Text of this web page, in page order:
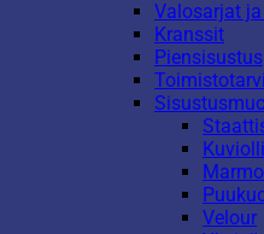
Valosarjat
Kranssit
Piensisustus
Velour